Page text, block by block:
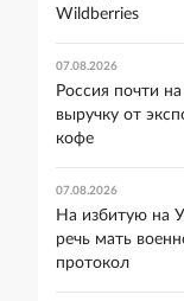
Wildberries
07.08.2026
Россия почти
выручку от
кофе
07.08.2026
На избитую на
речь мать
протокол